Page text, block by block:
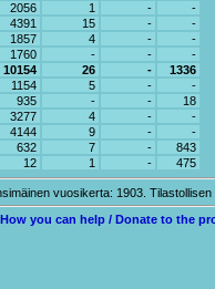
2056 1 -
-
4391 15 -
-
1857 4 -
-
1760 - -
-
10154 26 -
1336
1154 5 -
-
935 - -
18
3277 4 -
-
4144 9 -
-
632 7 -
843
12 1 - 475
vuosikerta: 1903.
How you can help / Donate to the